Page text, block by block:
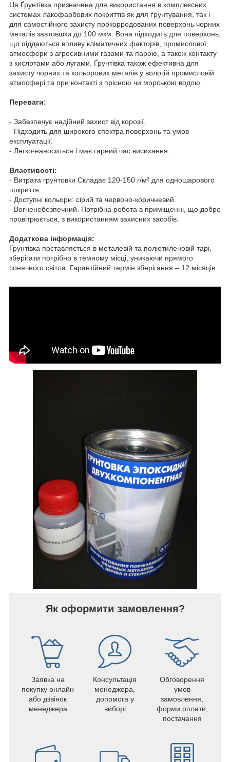
Ця Ґрунтівка призначена для використання в комплексних
системах лакофарбових покриттів як для ґрунтування, так і
для самостійного захисту прокорродованих поверхонь чорних
металів завтовшки до 100 мкм. Вона підходить для поверхонь,
що піддаються впливу кліматичних факторів, промислової
атмосфери з агресивними газами та парою, а також контакту
з кислотами або лугами. Ґрунтівка також ефективна для
захисту чорних та кольорових металів у вологій промисловій
атмосфері та при контакті з прісною чи морською водою.
Переваги:
- Забезпечує надійний захист від корозії.
- Підходить для широкого спектра поверхонь та умов
експлуатації.
- Легко-наноситься і має гарний час висихання.
Властивості:
- Витрата грунтовки Складає 120-150 г/м² для одношарового
покриття.
- Доступні кольори: сірий та червоно-коричневий.
- Вогненебезпечний. Потрібна робота в приміщенні, що добре
провітрюється, з використанням захисних засобів.
Додаткова інформація:
Ґрунтівка поставляється в металевій та поліетиленовій тарі,
зберігати потрібно в темному місці, уникаючи прямого
сонячного світла. Гарантійний термін зберігання – 12 місяців.
Як оформити замовлення?
Заявка на
покупку онлайн
або дзвінок
менеджера
Консультація
менеджера,
допомога у
виборі
Обговорення
умов
замовлення,
форми оплати,
постачання